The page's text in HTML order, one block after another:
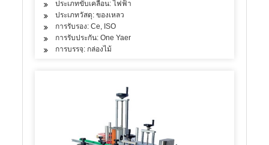
ประเภทขับเคลื่อน: ไฟฟ้า
ประเภทวัสดุ: ของเหลว
การรับรอง: Ce, ISO
การรับประกัน: One Yaer
การบรรจุ: กล่องไม้